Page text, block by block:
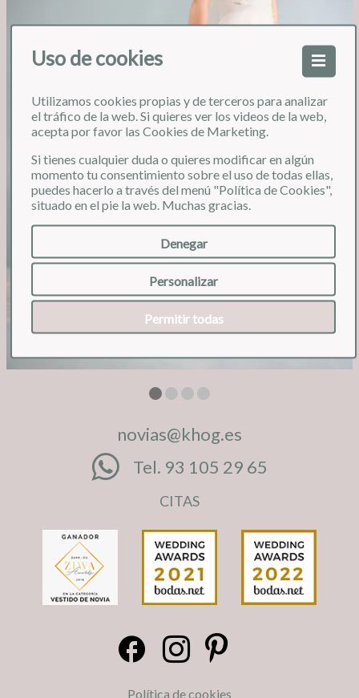
Uso de cookies
Utilizamos cookies propias y de terceros para analizar
el tráfico de la web. Si quieres ver los videos de la web,
acepta por favor las Cookies de Marketing.
Si tienes cualquier duda o quieres modificar en algún
momento tu consentimiento sobre el uso de todas ellas,
puedes hacerlo a través del menú "Política de Cookies",
situado en el pie la web. Muchas gracias.
Denegar
Personalizar
Permitir todas
❮ ❯
novias@khog.es
Tel. 93 105 29 65
CITAS
Política de cookies